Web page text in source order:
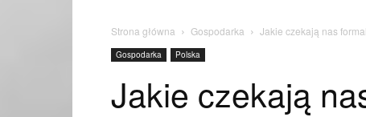
Strona główna Gospodarka Jakie czekają nas
Gospodarka Polska
Jakie czekają